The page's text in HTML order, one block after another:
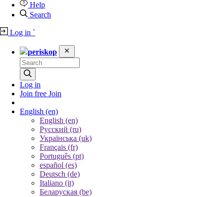
Help
Search
Log in `
periskop
Log in
Join free Join
English (en)
English (en)
Русский (ru)
Українська (uk)
Français (fr)
Português (pt)
español (es)
Deutsch (de)
Italiano (it)
Беларуская (be)